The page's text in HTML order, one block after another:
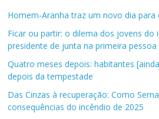
Homem-Aranha traz um novo dia para
Ficar ou partir: o dilema dos jovens do
presidente de junta na primeira pessoa
Quatro meses depois: habitantes
depois da tempestade
Das Cinzas à recuperação: Como
consequências do incêndio de 2025